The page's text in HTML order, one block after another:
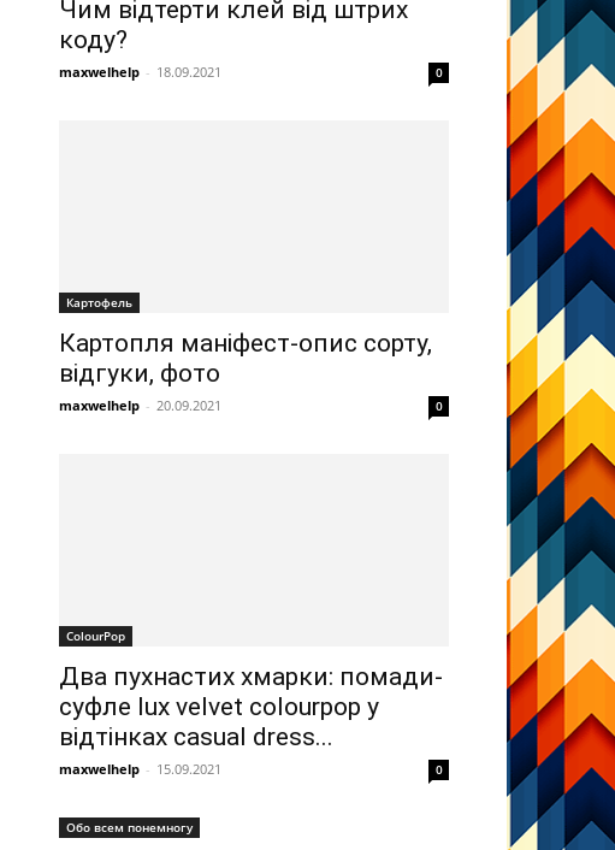
Чим відтерти клей від штрих
коду?
maxwelhelp - 18.09.2021 0
Картофель
Картопля маніфест-опис сорту,
відгуки, фото
maxwelhelp - 20.09.2021 0
ColourPop
Два пухнастих хмарки: помади-
суфле lux velvet colourpop у
відтінках casual dress...
maxwelhelp - 15.09.2021 0
Обо всем понемногу